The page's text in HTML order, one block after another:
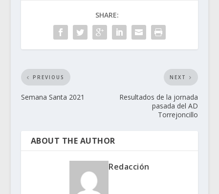
SHARE:
PREVIOUS
Semana Santa 2021
NEXT
Resultados de la jornada
pasada del AD
Torrejoncillo
ABOUT THE AUTHOR
Redacción